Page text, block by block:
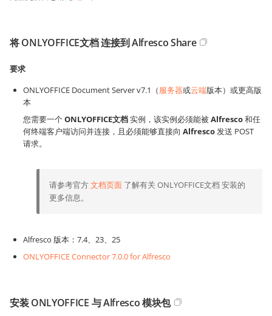
将 ONLYOFFICE文档 连接到 Alfresco Share
要求
ONLYOFFICE Document Server v7.1（服务器或云端版本）或更高版
本
您需要一个ONLYOFFICE文档实例，该实例必须能被 Alfresco和任
何终端客户端访问并连接，且必须能够直接向 Alfresco发送 POST
请求。
请参考官方文档页面 了解有关 ONLYOFFICE文档 安装的
更多信息。
Alfresco 版本：7.4、23、25
ONLYOFFICE Connector 7.0.0 for Alfresco
安装 ONLYOFFICE 与 Alfresco 模块包